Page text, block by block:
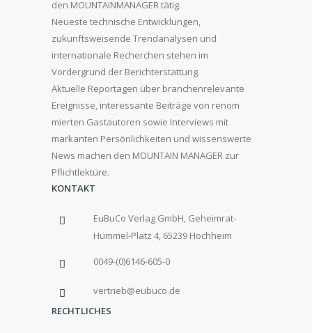
den MOUNTAINMANAGER tätig.
Neueste technische Entwicklungen,
zukunftsweisende Trendanalysen und
internationale Recherchen stehen im
Vordergrund der Berichterstattung.
Aktuelle Reportagen über branchenrelevante
Ereignisse, interessante Beiträge von renom
mierten Gastautoren sowie Interviews mit
markanten Persönlichkeiten und wissenswerte
News machen den MOUNTAIN MANAGER zur
Pflichtlektüre.
KONTAKT
EuBuCo Verlag GmbH, Geheimrat-
Hummel-Platz 4, 65239 Hochheim
0049-(0)6146-605-0
vertrieb@eubuco.de
RECHTLICHES